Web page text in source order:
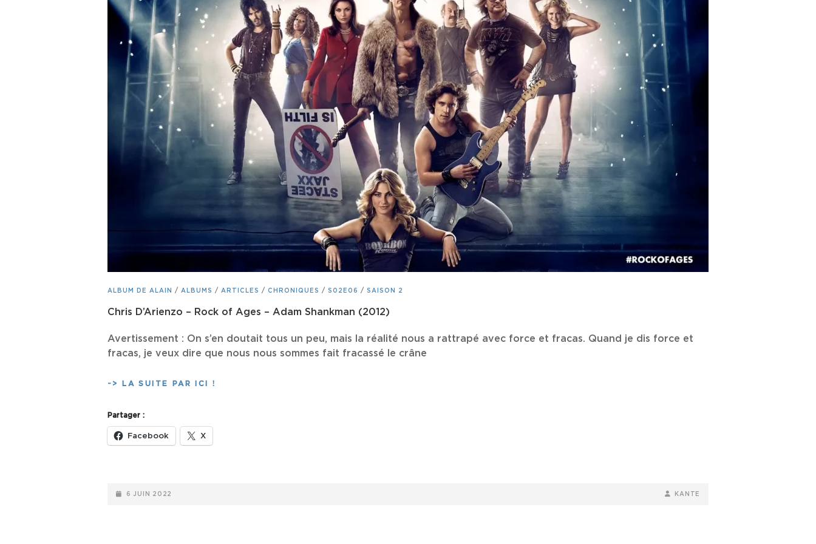
CAT
ALBUM DE ALAIN / ALBUMS / ARTICLES / CHRONIQUES / S02E06 / SAISON 2
Chris D’Arienzo – Rock of Ages – Adam Shankman (2012)
Avertissement : On s’en doutait tous un peu, mais la réalité nous a rattrapé avec force et fracas. Quand je dis force et
fracas, je veux dire que nous nous sommes fait fracassé le crâne
-> LA SUITE PAR ICI !
Partager :
Facebook X
POSTED-
6 JUIN 2022
BY
BYLINEKANTE